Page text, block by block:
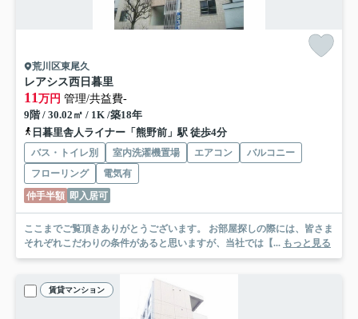
荒川区東尾久
レアシス西日暮里
11万円 管理/共益費-
9階 / 30.02㎡ / 1K /築18年
日暮里舎人ライナー「熊野前」駅 徒歩4分
バス・トイレ別 室内洗濯機置場 エアコン
バルコニー
フローリング
電気有
仲手半額 即入居可
ここまでご覧頂きありがとうございます。 お部屋探しの際には、皆さま
それぞれこだわりの条件があると思いますが、当社では【... もっと見る
賃貸マンション